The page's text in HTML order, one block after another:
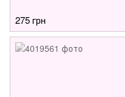
275 грн